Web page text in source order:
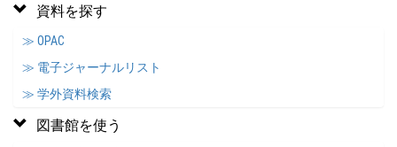
資料を探す
≫ OPAC
≫ 電子ジャーナルリスト
≫ 学外資料検索
図書館を使う